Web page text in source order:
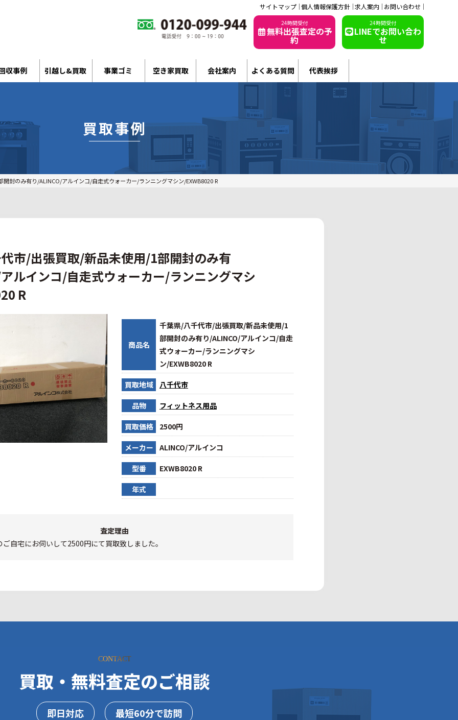
サイトマップ 個人情報保護方針 求人案内 お問い合わせ
24時間受付
無料出張査定の予
約
24時間受付
LINEでお問い合わ
せ
収事例 引越し&買取 事業ゴミ 空き家買取 会社案内 よくある質問 代表挨拶
買取事例
封のみ有り/ALINCO/アルインコ/自走式ウォーカー/ランニングマシン/EXWB8020 R
市/出張買取/新品未使用/1部開封のみ有
ルインコ/自走式ウォーカー/ランニングマシ
R
商品名
千葉県/八千代市/出張買取/新品未使用/1
部開封のみ有り/ALINCO/アルインコ/自走
式ウォーカー/ランニングマシ
ン/EXWB8020 R
買取地域 八千代市
品物 フィットネス用品
買取価格 2500円
メーカー ALINCO/アルインコ
型番 EXWB8020 R
年式
査定理由
自宅にお伺いして2500円にて買取致しました。
CONTACT
買取・無料査定のご相談
即日対応 最短60分で訪問